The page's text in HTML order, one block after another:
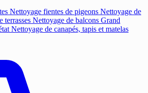
Nettoyage fientes de pigeons Nettoyage de
terrasses Nettoyage de balcons Grand
Nettoyage de canapés, tapis et matelas